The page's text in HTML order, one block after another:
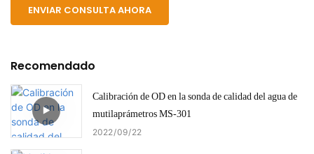
ENVIAR CONSULTA AHORA
Recomendado
Calibración de OD en la sonda de calidad del agua de
mutilaprámetros MS-301
2022 09 22